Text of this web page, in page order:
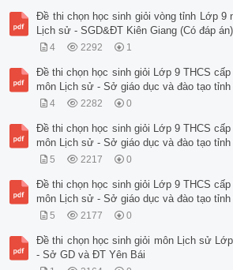
Đề thi chọn học sinh giỏi vòng tỉnh Lớp 9
Lịch sử - SGD&ĐT Kiên Giang (Có đáp án)
4 2292 1
Đề thi chọn học sinh giỏi Lớp 9 THCS cấp
môn Lịch sử - Sở giáo dục và đào tạo
4 2282 0
Đề thi chọn học sinh giỏi Lớp 9 THCS cấp
môn Lịch sử - Sở giáo dục và đào tạo
5 2217 0
Đề thi chọn học sinh giỏi Lớp 9 THCS cấp
môn Lịch sử - Sở giáo dục và đào tạo
5 2177 0
Đề thi chọn học sinh giỏi môn Lịch sử
- Sở GD và ĐT Yên Bái